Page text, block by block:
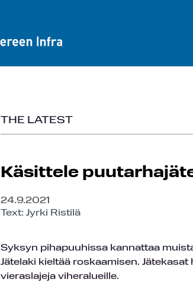
THE LATEST
Käsittele
24.9.2021
Text: Jyrki Ristilä
Syksyn pihapuuhissa kannattaa
Jätelaki kieltää roskaamisen.
vieraslajeja viheralueille.